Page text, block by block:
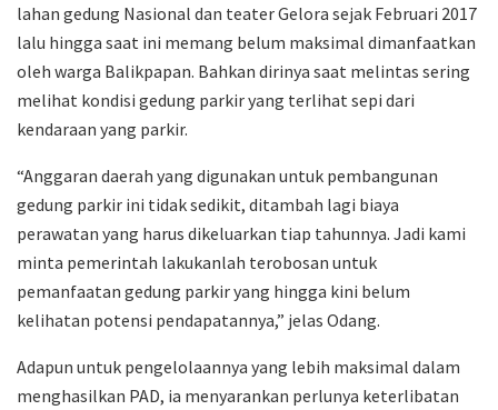
lahan gedung Nasional dan teater Gelora sejak Februari 2017
lalu hingga saat ini memang belum maksimal dimanfaatkan
oleh warga Balikpapan. Bahkan dirinya saat melintas sering
melihat kondisi gedung parkir yang terlihat sepi dari
kendaraan yang parkir.
“Anggaran daerah yang digunakan untuk pembangunan
gedung parkir ini tidak sedikit, ditambah lagi biaya
perawatan yang harus dikeluarkan tiap tahunnya. Jadi kami
minta pemerintah lakukanlah terobosan untuk
pemanfaatan gedung parkir yang hingga kini belum
kelihatan potensi pendapatannya,” jelas Odang.
Adapun untuk pengelolaannya yang lebih maksimal dalam
menghasilkan PAD, ia menyarankan perlunya keterlibatan